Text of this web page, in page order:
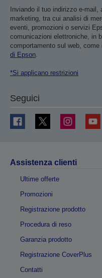
Inviando il tuo indirizzo e-
marketing, tra cui analisi di
eventi, promozioni o servizi
comunicazioni elettroniche, in
comportamento sul web, come
di Epson.
*Si applicano restrizioni
Seguici
Assistenza clienti
Ultime offerte
Promozioni
Registrazione prodotto
Procedura di reso
Garanzia prodotto
Registrazione CoverPlus
Contatti